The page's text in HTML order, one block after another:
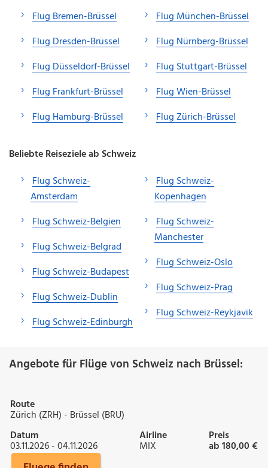
Flug Bremen-Brüssel
Flug Dresden-Brüssel
Flug Düsseldorf-Brüssel
Flug Frankfurt-Brüssel
Flug Hamburg-Brüssel
Flug München-Brüssel
Flug Nürnberg-Brüssel
Flug Stuttgart-Brüssel
Flug Wien-Brüssel
Flug Zürich-Brüssel
Beliebte Reiseziele ab Schweiz
Flug Schweiz-
Amsterdam
Flug Schweiz-Belgien
Flug Schweiz-Belgrad
Flug Schweiz-Budapest
Flug Schweiz-Dublin
Flug Schweiz-Edinburgh
Flug Schweiz-
Kopenhagen
Flug Schweiz-
Manchester
Flug Schweiz-Oslo
Flug Schweiz-Prag
Flug Schweiz-Reykjavik
Angebote für Flüge von Schweiz nach Brüssel:
Route
Zürich (ZRH) - Brüssel (BRU)
Datum
03.11.2026 - 04.11.2026
Airline
MIX
Preis
ab 180,00 €